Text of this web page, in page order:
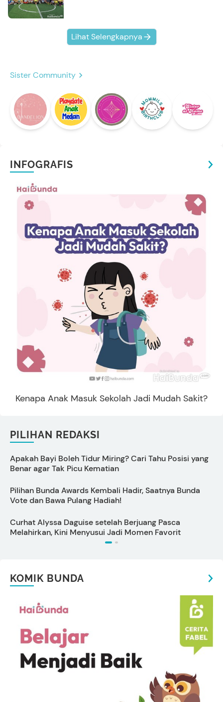
Lihat Selengkapnya
Sister Community
INFOGRAFIS
Kenapa Anak Masuk Sekolah Jadi Mudah Sakit?
PILIHAN REDAKSI
Apakah Bayi Boleh Tidur Miring? Cari Tahu Posisi yang
Benar agar Tak Picu Kematian
Pilihan Bunda Awards Kembali Hadir, Saatnya Bunda
Vote dan Bawa Pulang Hadiah!
Curhat Alyssa Daguise setelah Berjuang Pasca
Melahirkan, Kini Menyusui Jadi Momen Favorit
KOMIK BUNDA